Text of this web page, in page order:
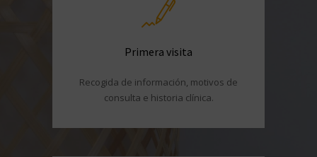
Primera visita
Recogida de información, motivos de
consulta e historia clínica.